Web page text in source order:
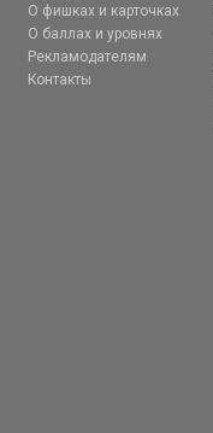
О фишках и карточках
О баллах и уровнях
Рекламодателям
Контакты